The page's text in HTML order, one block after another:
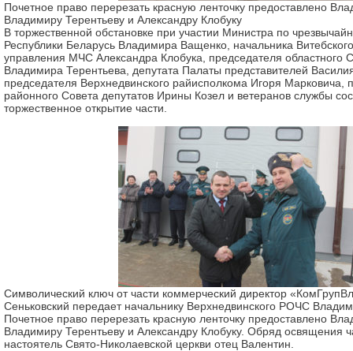
Почетное право перерезать красную ленточку предоставлено
Владимиру Терентьеву и Александру Клобуку
В торжественной обстановке при участии Министра по
Республики Беларусь Владимира Ващенко, начальника
управления МЧС Александра Клобука, председателя областного
Владимира Терентьева, депутата Палаты представителей
председателя Верхнедвинского райисполкома Игоря Марковича,
районного Совета депутатов Ирины Козел и ветеранов службы
торжественное открытие части.
Символический ключ от части коммерческий директор
Сеньковский передает начальнику Верхнедвинского РОЧС
Почетное право перерезать красную ленточку предоставлено
Владимиру Терентьеву и Александру Клобуку. Обряд освящения
настоятель Свято-Николаевской церкви отец Валентин.